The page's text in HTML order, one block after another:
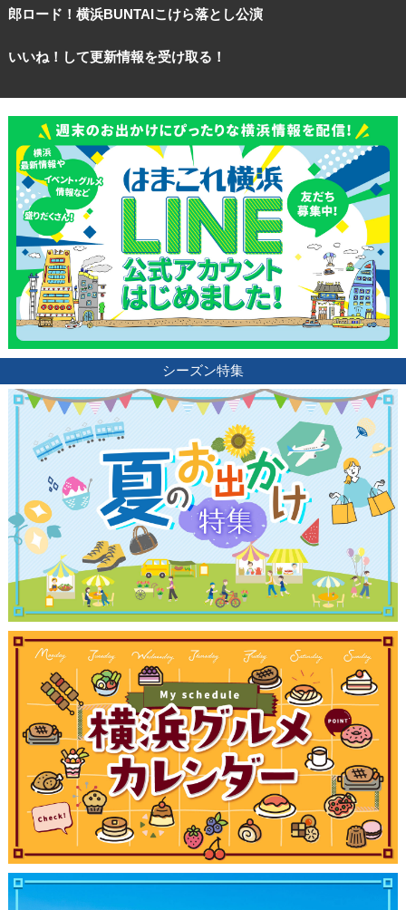
郎ロード！横浜BUNTAIこけら落とし公演
いいね！して更新情報を受け取る！
シーズン特集
観光ガイド
ランキング
ブログ記事
サイトについて